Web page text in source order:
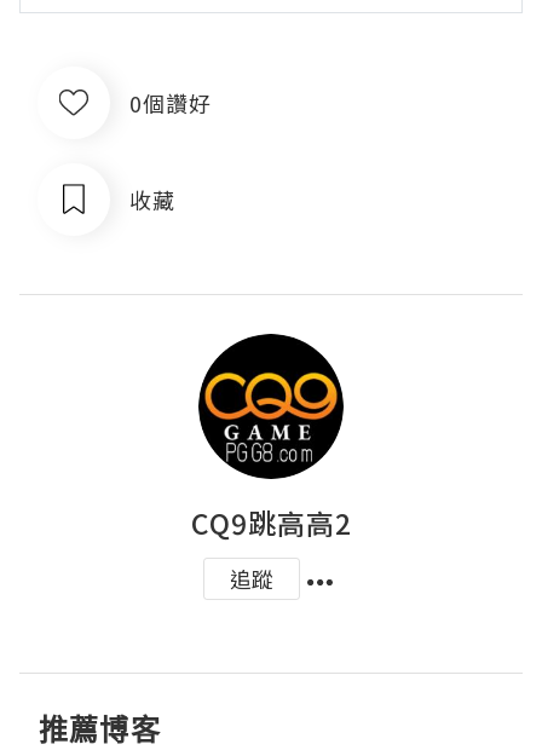
0個讚好
收藏
CQ9跳高高2
追蹤
推薦博客